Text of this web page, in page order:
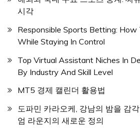
시각
Responsible Sports Betting: How
While Staying In Control
Top Virtual Assistant Niches In
By Industry And Skill Level
MT5 경제 캘린더 활용법
도파민 카라오케, 강남의 밤을 감
엄 라운지의 새로운 정의